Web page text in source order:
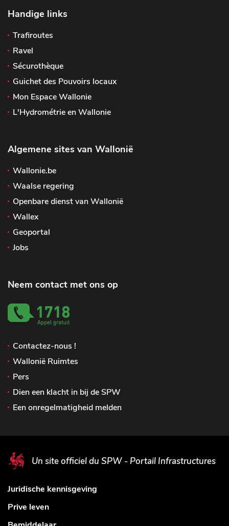
Handige links
Trafiroutes
Ravel
Sécurothèque
Guichet des Pouvoirs locaux
Mon Espace Wallonie
L'Hydrométrie en Wallonie
Algemene sites van Wallonië
Wallonie.be
Waalse regering
Openbare dienst van Wallonië
Wallex
Geoportal
Jobs
Neem contact met ons op
Contactez-nous !
Wallonië Ruimtes
Pers
Dien een klacht in bij de SPW
Een onregelmatigheid melden
Un site officiel du SPW - Portail Infrastructures
Juridische kennisgeving
Prive leven